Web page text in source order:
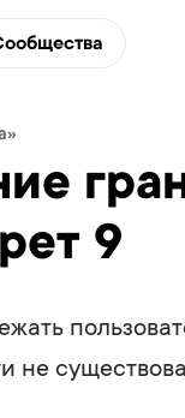
9
не